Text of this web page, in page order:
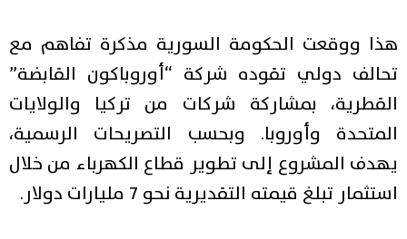
هذا ووقعت الحكومة السورية مذكرة تفاهم مع
تحالف دولي تقوده شركة “أوروباكون القابضة”
القطرية، بمشاركة شركات من تركيا والولايات
المتحدة وأوروبا. وبحسب التصريحات الرسمية،
يهدف المشروع إلى تطوير قطاع الكهرباء من خلال
استثمار تبلغ قيمته التقديرية نحو 7 مليارات دولار.